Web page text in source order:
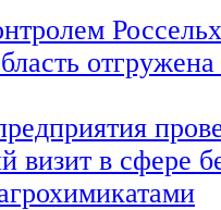
визит в сфере